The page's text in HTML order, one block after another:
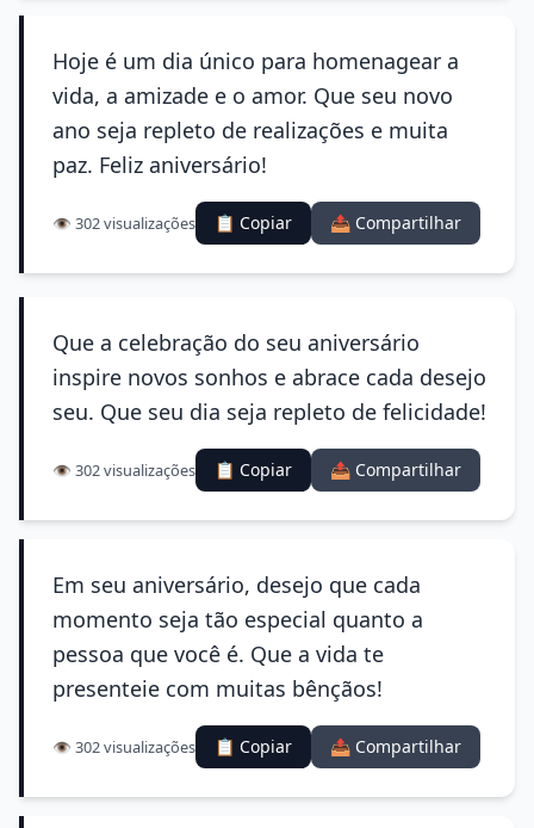
Hoje é um dia único para homenagear a
vida, a amizade e o amor. Que seu novo
ano seja repleto de realizações e muita
paz. Feliz aniversário!
👁️ 302 visualizações 📋 Copiar 📤 Compartilhar
Que a celebração do seu aniversário
inspire novos sonhos e abrace cada desejo
seu. Que seu dia seja repleto de felicidade!
👁️ 302 visualizações 📋 Copiar 📤 Compartilhar
Em seu aniversário, desejo que cada
momento seja tão especial quanto a
pessoa que você é. Que a vida te
presenteie com muitas bênçãos!
👁️ 302 visualizações 📋 Copiar 📤 Compartilhar